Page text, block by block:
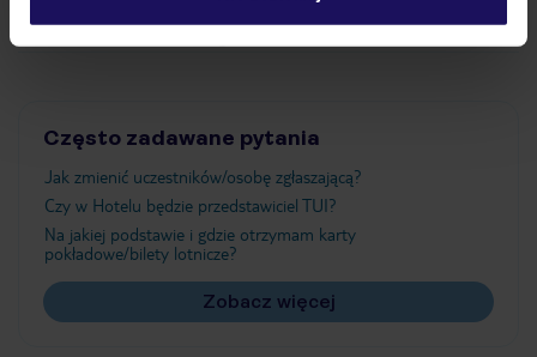
Ważne informacje
Często zadawane pytania
Jak zmienić uczestników/osobę zgłaszającą?
Czy w Hotelu będzie przedstawiciel TUI?
Na jakiej podstawie i gdzie otrzymam karty
pokładowe/bilety lotnicze?
Zobacz więcej